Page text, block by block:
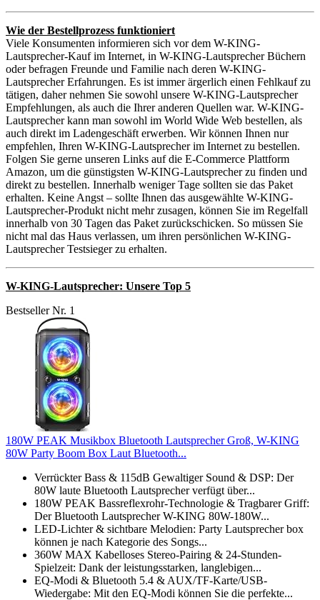
Wie der Bestellprozess funktioniert
Viele Konsumenten informieren sich vor dem W-KING-
Lautsprecher-Kauf im Internet, in W-KING-Lautsprecher Büchern
oder befragen Freunde und Familie nach deren W-KING-
Lautsprecher Erfahrungen. Es ist immer ärgerlich einen Fehlkauf zu
tätigen, daher nehmen Sie sowohl unsere W-KING-Lautsprecher
Empfehlungen, als auch die Ihrer anderen Quellen war. W-KING-
Lautsprecher kann man sowohl im World Wide Web bestellen, als
auch direkt im Ladengeschäft erwerben. Wir können Ihnen nur
empfehlen, Ihren W-KING-Lautsprecher im Internet zu bestellen.
Folgen Sie gerne unseren Links auf die E-Commerce Plattform
Amazon, um die günstigsten W-KING-Lautsprecher zu finden und
direkt zu bestellen. Innerhalb weniger Tage sollten sie das Paket
erhalten. Keine Angst – sollte Ihnen das ausgewählte W-KING-
Lautsprecher-Produkt nicht mehr zusagen, können Sie im Regelfall
innerhalb von 30 Tagen das Paket zurückschicken. So müssen Sie
nicht mal das Haus verlassen, um ihren persönlichen W-KING-
Lautsprecher Testsieger zu erhalten.
W-KING-Lautsprecher: Unsere Top 5
Bestseller Nr. 1
180W PEAK Musikbox Bluetooth Lautsprecher Groß, W-KING
80W Party Boom Box Laut Bluetooth...
Verrückter Bass & 115dB Gewaltiger Sound & DSP: Der
80W laute Bluetooth Lautsprecher verfügt über...
180W PEAK Bassreflexrohr-Technologie & Tragbarer Griff:
Der Bluetooth Lautsprecher W-KING 80W-180W...
LED-Lichter & sichtbare Melodien: Party Lautsprecher box
können je nach Kategorie des Songs...
360W MAX Kabelloses Stereo-Pairing & 24-Stunden-
Spielzeit: Dank der leistungsstarken, langlebigen...
EQ-Modi & Bluetooth 5.4 & AUX/TF-Karte/USB-
Wiedergabe: Mit den EQ-Modi können Sie die perfekte...